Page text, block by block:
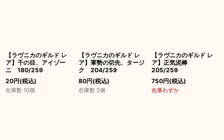
【ラヴニカのギルド レ
ア】千の目、アイゾー
ニ 180/259
20円(税込)
在庫数 10個
【ラヴニカのギルド レ
ア】軍勢の切先、タージ
ク 204/259
80円(税込)
在庫数 2個
【ラヴニカのギルド レ
ア】正気泥棒
205/259
750円(税込)
在庫わずか